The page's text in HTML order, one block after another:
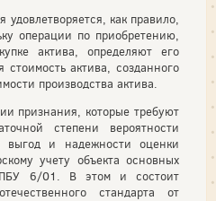
удовлетворяется, как правило,
операции по приобретению,
актива, определяют его
стоимость актива, созданного
производства актива.
признания, которые требуют
степени вероятности
выгод и надежности оценки
учету объекта основных
ПБУ 6/01. В этом и состоит
стандарта от